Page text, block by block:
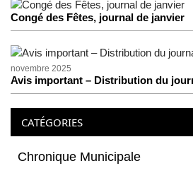
Congé des Fêtes, journal de janvier
novembre 2025
Avis important – Distribution du
CATÉGORIES
Chronique Municipale